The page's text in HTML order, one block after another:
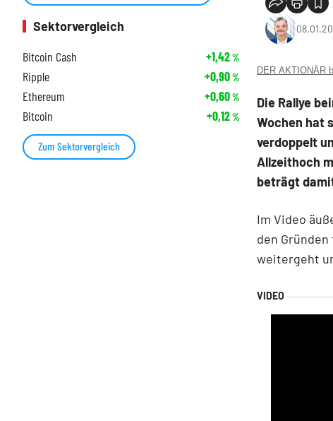
DER AKTIONÄR
Die Rallye
Wochen hat
verdoppelt
Allzeithoch
beträgt
Im Video
den
weitergeht
Sektorvergleich
Bitcoin Cash
+1,42%
Ripple +0,90%
Ethereum +0,60%
Bitcoin +0,12%
Zum Sektorvergleich